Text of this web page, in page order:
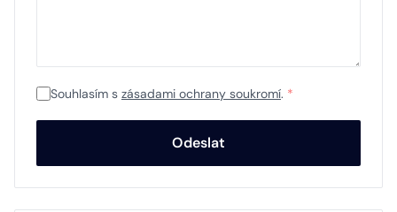
Souhlasím s zásadami ochrany soukromí. *
Odeslat